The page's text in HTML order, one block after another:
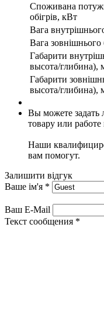
Споживана
обігрів, кВт
Вага
Вага зовнішнього
Габарити
высота/глибина),
Габарити
высота/глибина),
Вы можете
товару или работе
Наши
вам помогут.
Залишити відгук
Ваше ім'я *
Ваш E-Mail
Текст сообщения *